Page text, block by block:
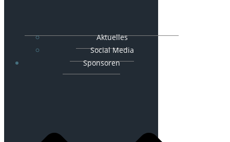
Aktuelles
Social Media
Sponsoren